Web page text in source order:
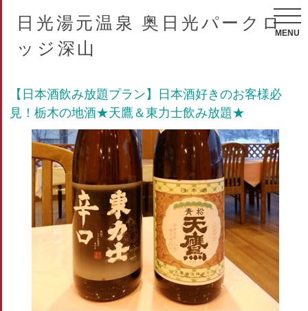
日光湯元温泉 奥日光パークロ
ッジ深山
MENU
【日本酒飲み放題プラン】日本酒好きのお客様必
見！栃木の地酒★天鷹＆東力士飲み放題★